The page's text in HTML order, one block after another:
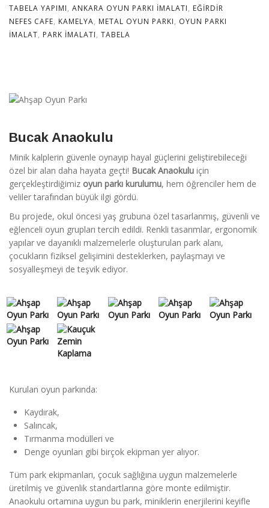
TABELA YAPIMI, ANKARA OYUN PARKI IMALATI, EĞIRDIR
NEFES CAFE, KAMELYA, METAL OYUN PARKI, OYUN PARKI
IMALAT, PARK IMALATI, TABELA
Bucak Anaokulu
Minik kalplerin güvenle oynayıp hayal güçlerini geliştirebileceği
özel bir alan daha hayata geçti! Bucak Anaokulu için
gerçekleştirdiğimiz oyun parkı kurulumu, hem öğrenciler hem de
veliler tarafından büyük ilgi gördü.
Bu projede, okul öncesi yaş grubuna özel tasarlanmış, güvenli ve
eğlenceli oyun grupları tercih edildi. Renkli tasarımlar, ergonomik
yapılar ve dayanıklı malzemelerle oluşturulan park alanı,
çocukların fiziksel gelişimini desteklerken, paylaşmayı ve
sosyalleşmeyi de teşvik ediyor.
Kurulan oyun parkında:
Kaydırak,
Salıncak,
Tırmanma modülleri ve
Denge oyunları gibi birçok ekipman yer alıyor.
Tüm park ekipmanları, çocuk sağlığına uygun malzemelerle
üretilmiş ve güvenlik standartlarına göre monte edilmiştir.
Anaokulu ortamına uygun bu park, miniklerin enerjilerini keyifle